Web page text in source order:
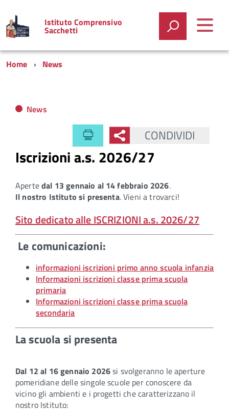
Istituto Comprensivo
Sacchetti
Home News
News
CONDIVIDI
Iscrizioni a.s. 2026/27
Apertedal 13 gennaio al 14 febbraio 2026.
Il nostro Istituto si presenta. Vieni a trovarci!
Sito dedicato alle ISCRIZIONI a.s. 2026/27
Le comunicazioni:
informazioni iscrizioni primo anno scuola infanzia
Informazioni iscrizioni classe prima scuola
primaria
Informazioni iscrizioni classe prima scuola
secondaria
La scuola si presenta
Dal 12 al 16 gennaio 2026si svolgeranno le aperture
pomeridiane delle singole scuole per conoscere da
vicino gli ambienti e i progetti che caratterizzano il
nostro Istituto: